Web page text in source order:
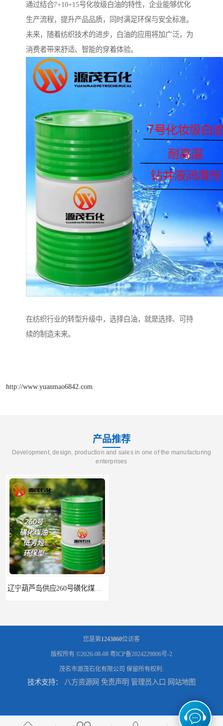
通过结合7+10+15号化妆级白油的特性，企业能够优化
生产流程，提升产品品质，同时满足环保与安全标准。
未来，随着纺织技术的进步，白油的应用将加广泛，为
消费者带来舒适、智能的穿着体验。
在纺织行业的转型升级中，选择白油，就是选择、可持
续的制造未来。
http://www.yuanmao6842.com
产品推荐
Development, design, production and sales in one of the manufacturing
enterprises
您是第1243860位访客
版权所有 ©2026-08-08 粤ICP备2024229806号-2
茂名市源茂石化有限公司 保留所有权利.
技术支持： 八方资源网 免责声明 管理员入口 网站地图